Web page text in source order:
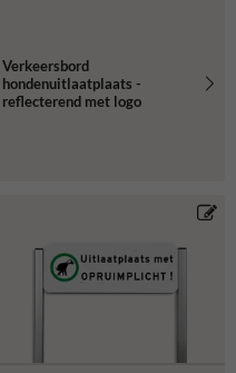
Verkeersbord
hondenuitlaatplaats -
reflecterend met logo